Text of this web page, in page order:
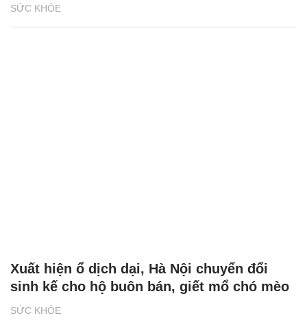
SỨC KHỎE
SỨC KHỎE
Xuất hiện ổ dịch dại, Hà Nội chuyển đổi
sinh kế cho hộ buôn bán, giết mổ chó mèo